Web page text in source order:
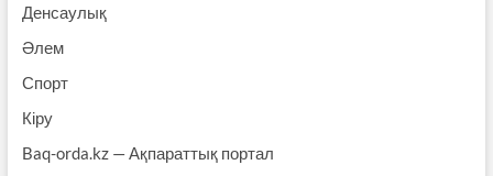
Денсаулық
Әлем
Спорт
Кіру
Baq-orda.kz — Ақпараттық портал